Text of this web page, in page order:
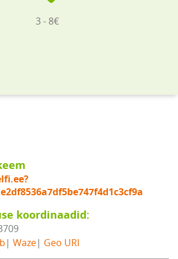
3 - 8€
koordinaadid:
| Waze| Geo URI